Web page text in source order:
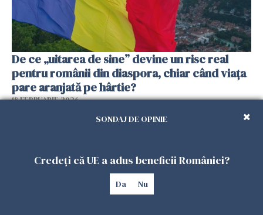
De ce „uitarea de sine” devine un risc real
pentru românii din diaspora, chiar când viața
pare aranjată pe hârtie?
18 FEBRUARIE 2026
SONDAJ DE OPINIE
Credeți că UE a adus beneficii României?
Da Nu